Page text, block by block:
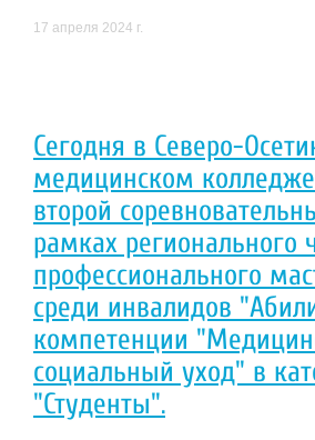
17 апреля 2024 г.
Сегодня в Северо-
медицинском
второй
рамках регионального
профессионального
среди инвалидов
компетенции
социальный уход" в
"Студенты".